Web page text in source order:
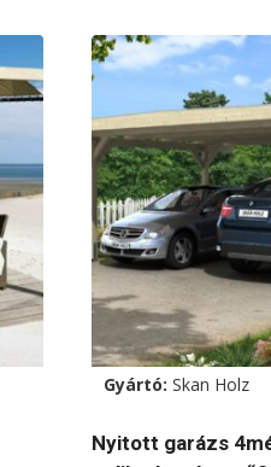
Gyártó: Skan Holz
Nyitott garázs